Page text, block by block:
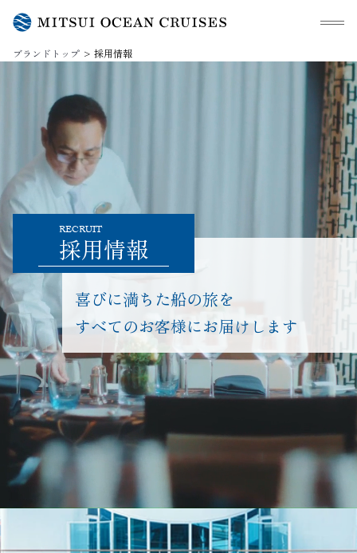
メニュ
ブランドトップ 採用情報
RECRUIT
採用情報
喜びに満ちた船の旅を
すべてのお客様にお届けします